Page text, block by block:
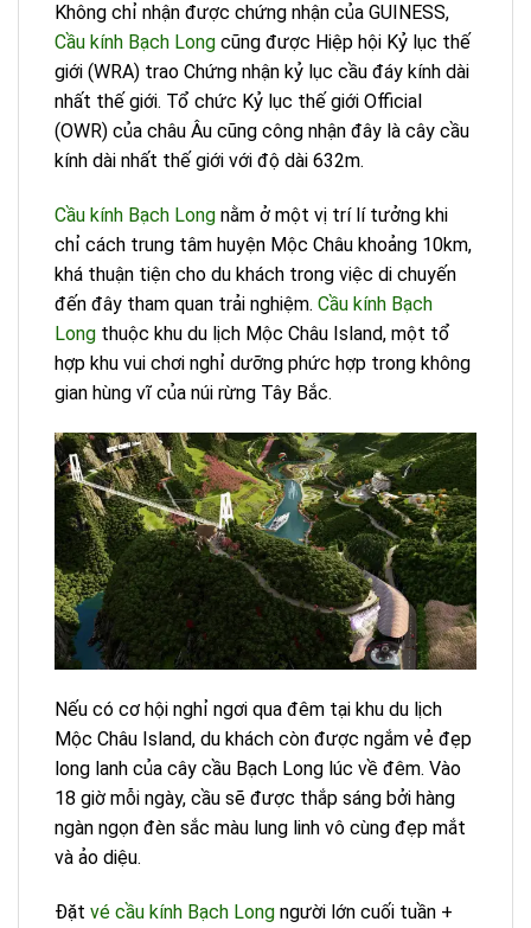
Không chỉ nhận được chứng nhận của GUINESS,
Cầu kính Bạch Long cũng được Hiệp hội Kỷ lục thế
giới (WRA) trao Chứng nhận kỷ lục cầu đáy kính dài
nhất thế giới. Tổ chức Kỷ lục thế giới Official
(OWR) của châu Âu cũng công nhận đây là cây cầu
kính dài nhất thế giới với độ dài 632m.
Cầu kính Bạch Long nằm ở một vị trí lí tưởng khi
chỉ cách trung tâm huyện Mộc Châu khoảng 10km,
khá thuận tiện cho du khách trong việc di chuyến
đến đây tham quan trải nghiệm. Cầu kính Bạch
Long thuộc khu du lịch Mộc Châu Island, một tổ
hợp khu vui chơi nghỉ dưỡng phức hợp trong không
gian hùng vĩ của núi rừng Tây Bắc.
Nếu có cơ hội nghỉ ngơi qua đêm tại khu du lịch
Mộc Châu Island, du khách còn được ngắm vẻ đẹp
long lanh của cây cầu Bạch Long lúc về đêm. Vào
18 giờ mỗi ngày, cầu sẽ được thắp sáng bởi hàng
ngàn ngọn đèn sắc màu lung linh vô cùng đẹp mắt
và ảo diệu.
Đặt vé cầu kính Bạch Long người lớn cuối tuần +